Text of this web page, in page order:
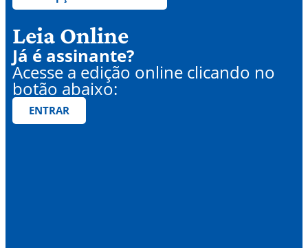
Leia Online
Já é assinante?
Acesse a edição online clicando no
botão abaixo:
ENTRAR